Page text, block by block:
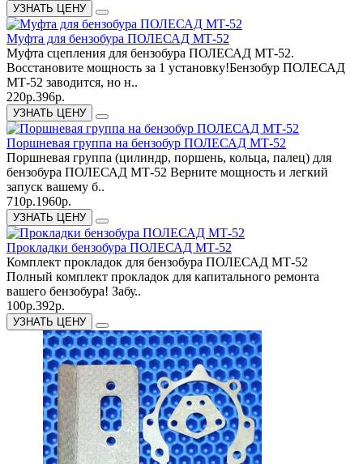
УЗНАТЬ ЦЕНУ
Муфта для бензобура ПОЛЕСАД МТ-52
Муфта сцепления для бензобура ПОЛЕСАД МТ-52.
Восстановите мощность за 1 установку!Бензобур ПОЛЕСАД
МТ-52 заводится, но н..
220р.396р.
УЗНАТЬ ЦЕНУ
Поршневая группа на бензобур ПОЛЕСАД МТ-52
Поршневая группа (цилиндр, поршень, кольца, палец) для
бензобура ПОЛЕСАД МТ-52 Верните мощность и легкий
запуск вашему б..
710р.1960р.
УЗНАТЬ ЦЕНУ
Прокладки бензобура ПОЛЕСАД МТ-52
Комплект прокладок для бензобура ПОЛЕСАД МТ-52
Полный комплект прокладок для капитального ремонта
вашего бензобура! Забу..
100р.392р.
УЗНАТЬ ЦЕНУ